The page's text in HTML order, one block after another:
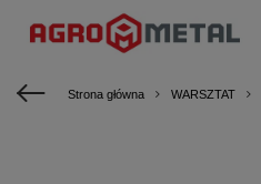
Strona główna WARSZTAT